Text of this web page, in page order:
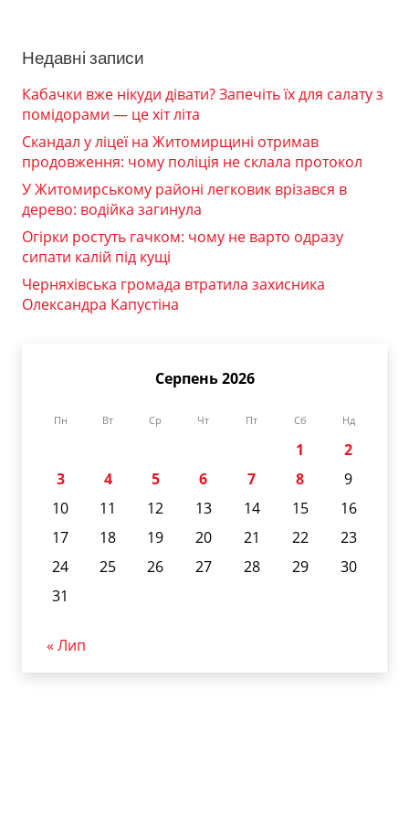
Недавні записи
Кабачки вже нікуди дівати? Запечіть їх для салату з
помідорами — це хіт літа
Скандал у ліцеї на Житомирщині отримав
продовження: чому поліція не склала протокол
У Житомирському районі легковик врізався в
дерево: водійка загинула
Огірки ростуть гачком: чому не варто одразу
сипати калій під кущі
Черняхівська громада втратила захисника
Олександра Капустіна
Серпень 2026
Пн Вт Ср Чт Пт Сб Нд
1
2
3
4 5 6 7 8
9
10
11 12 13 14 15
16
17
18 19 20 21 22
23
24
25 26 27 28 29
30
31
« Лип